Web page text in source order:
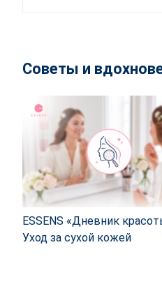
Советы и
ESSENS «Дневник
Уход за сухой кожей